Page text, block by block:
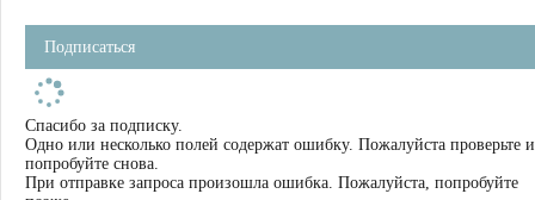
Фильмы
Имена
Тэги
О нас
Журнал
Подписаться
Спасибо за подписку.
Одно или несколько полей содержат ошибку. Пожалуйста проверьте и
попробуйте снова.
При отправке запроса произошла ошибка. Пожалуйста, попробуйте